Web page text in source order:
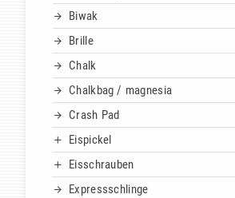
Biwak
Brille
Chalk
Chalkbag / magnesia
Crash Pad
Eispickel
Eisschrauben
Expressschlinge